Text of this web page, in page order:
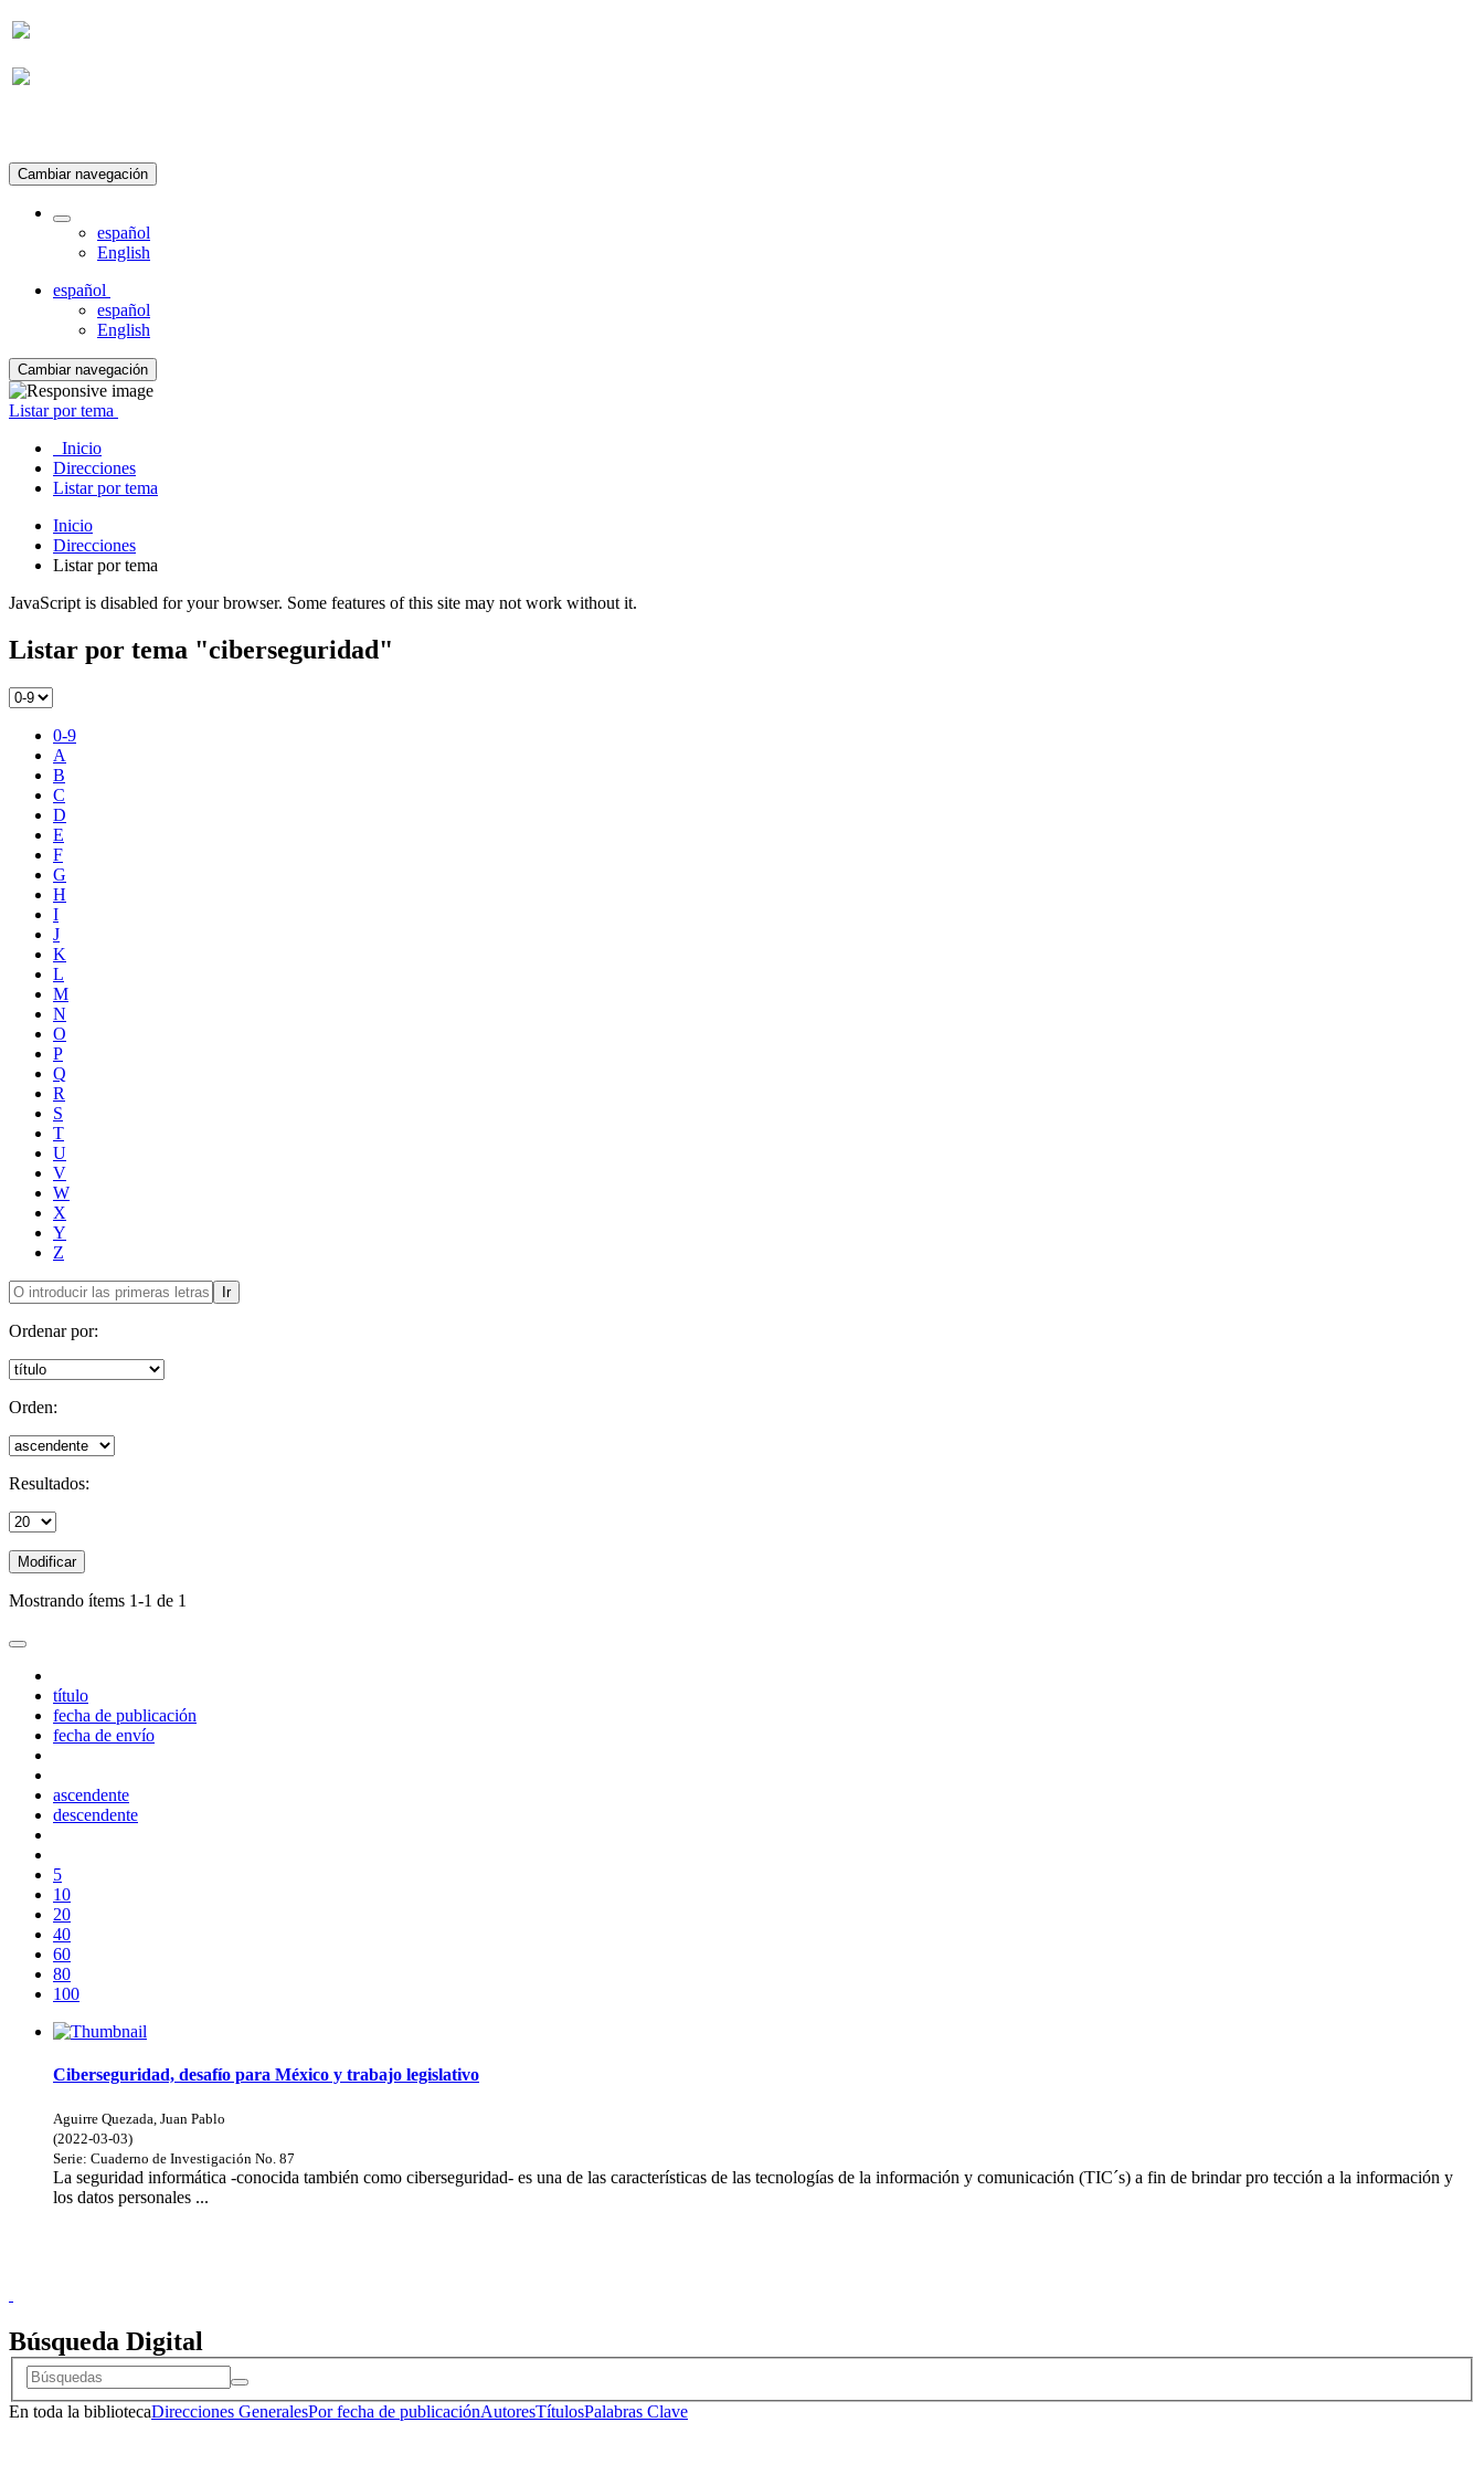
Cambiar navegación
español
English
español
español
English
Cambiar navegación
Listar por tema
Inicio
Direcciones
Listar por tema
Inicio
Direcciones
Listar por tema
JavaScript is disabled for your browser. Some features of this site may not work without it.
Listar por tema "ciberseguridad"
0-9
A
B
C
D
E
F
G
H
I
J
K
L
M
N
O
P
Q
R
S
T
U
V
W
X
Y
Z
Ir
Ordenar por:
Orden:
Resultados:
Modificar
Mostrando ítems 1-1 de 1
título
fecha de publicación
fecha de envío
ascendente
descendente
5
10
20
40
60
80
100
Ciberseguridad, desafío para México y trabajo legislativo
Aguirre Quezada, Juan Pablo
(2022-03-03)
Serie: Cuaderno de Investigación No. 87
La seguridad informática -conocida también como ciberseguridad- es una de las características de las tecnologías de la información y comunicación (TIC´s) a fin de brindar pro tección a la información y
los datos personales ...
Búsqueda Digital
En toda la bibliotecaDirecciones GeneralesPor fecha de publicaciónAutoresTítulosPalabras Clave